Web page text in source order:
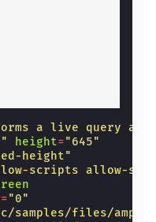
a live query
height="645"
height"
scripts allow-
="0"
samples/files/amp-